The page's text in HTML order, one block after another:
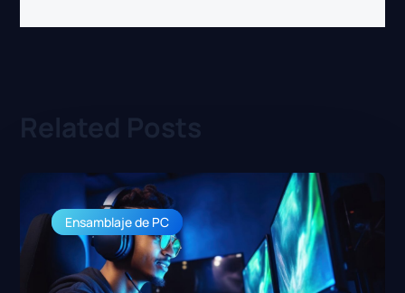
Ensamblaje de PC